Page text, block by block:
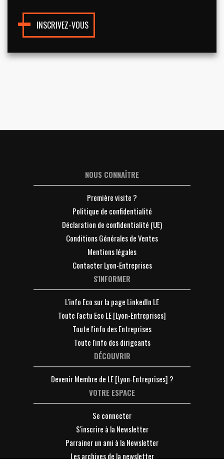
INSCRIVEZ-VOUS
NOUS CONNAÎTRE
Première visite ?
Politique de confidentialité
Déclaration de confidentialité (UE)
Conditions Générales de Ventes
Mentions légales
Contacter Lyon-Entreprises
S'INFORMER
L'info Eco sur la page LinkedIn LE
Toute l'actu Eco LE [Lyon-Entreprises]
Toute l'info des Entreprises
Toute l'info des dirigeants
DÉCOUVRIR
Devenir Membre de LE [Lyon-Entreprises] ?
VOTRE ESPACE
Se connecter
S'inscrire à la Newsletter
Parrainer un ami à la Newsletter
Les archives de la newsletter